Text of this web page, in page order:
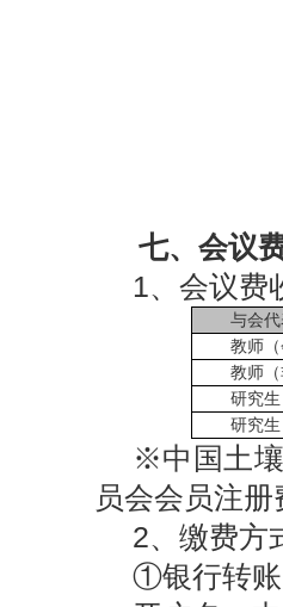
七、会议
1、会议费
与会
教师
教师
研究
研究
※中国土
员会会员注
2、缴费方
①银行转账